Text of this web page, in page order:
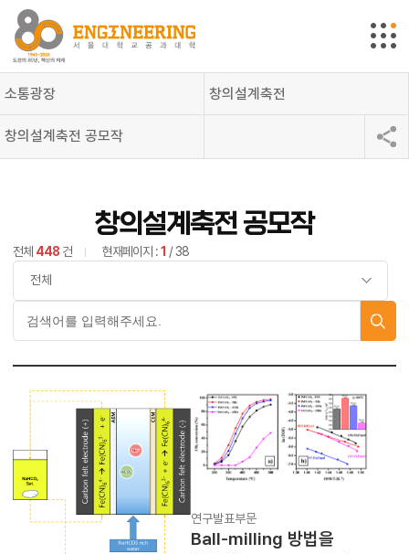
소통광장 창의설계축전
창의설계축전 공모작
창의설계축전 공모작
전체 448 건 현재페이지 :1 / 38
연구발표부문
Ball-milling 방법을